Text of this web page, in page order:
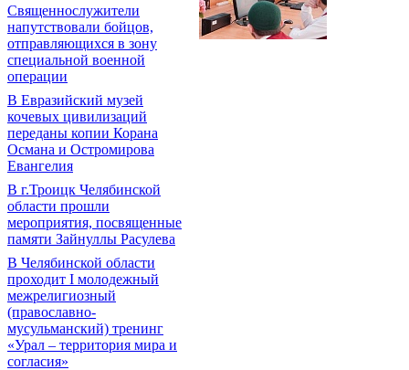
Священнослужители
напутствовали бойцов,
отправляющихся в зону
специальной военной
операции
В Евразийский музей
кочевых цивилизаций
переданы копии Корана
Османа и Остромирова
Евангелия
В г.Троицк Челябинской
области прошли
мероприятия, посвященные
памяти Зайнуллы Расулева
В Челябинской области
проходит I молодежный
межрелигиозный
(православно-
мусульманский) тренинг
«Урал – территория мира и
согласия»